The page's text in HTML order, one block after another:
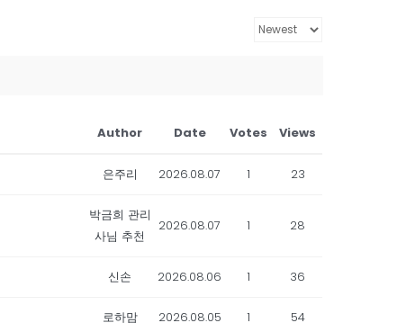
Author Date Votes Views
은주리 2026.08.07 1 23
박금희 관리
사님 추천
2026.08.07 1 28
신손 2026.08.06 1 36
로하맘 2026.08.05 1 54